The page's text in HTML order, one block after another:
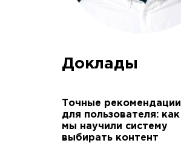
Доклады
Точные рекомендации
для пользователя: как
мы научили систему
выбирать контент